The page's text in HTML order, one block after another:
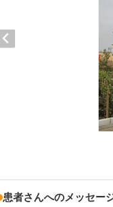
患者さんへのメッセー